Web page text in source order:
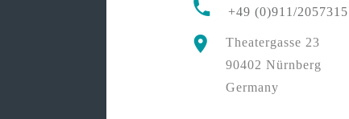
+49 (0)911/2057315
Theatergasse 23
90402 Nürnberg
Germany